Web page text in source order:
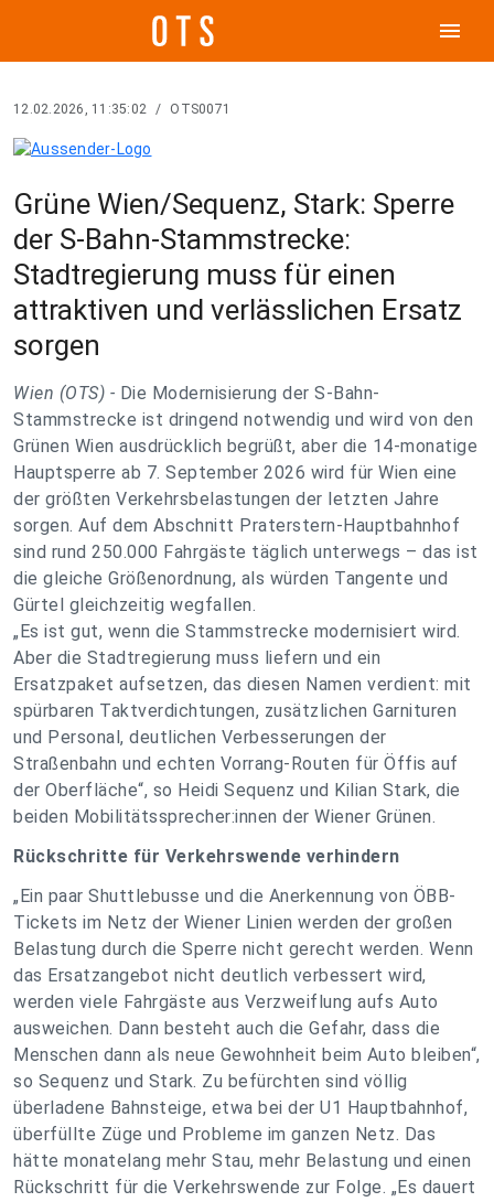
menu
12.02.2026, 11:35:02 / OTS0071
Grüne Wien/Sequenz, Stark: Sperre
der S-Bahn-Stammstrecke:
Stadtregierung muss für einen
attraktiven und verlässlichen Ersatz
sorgen
Wien (OTS) - Die Modernisierung der S-Bahn-
Stammstrecke ist dringend notwendig und wird von den
Grünen Wien ausdrücklich begrüßt, aber die 14-monatige
Hauptsperre ab 7. September 2026 wird für Wien eine
der größten Verkehrsbelastungen der letzten Jahre
sorgen. Auf dem Abschnitt Praterstern-Hauptbahnhof
sind rund 250.000 Fahrgäste täglich unterwegs – das ist
die gleiche Größenordnung, als würden Tangente und
Gürtel gleichzeitig wegfallen.
„Es ist gut, wenn die Stammstrecke modernisiert wird.
Aber die Stadtregierung muss liefern und ein
Ersatzpaket aufsetzen, das diesen Namen verdient: mit
spürbaren Taktverdichtungen, zusätzlichen Garnituren
und Personal, deutlichen Verbesserungen der
Straßenbahn und echten Vorrang-Routen für Öffis auf
der Oberfläche“, so Heidi Sequenz und Kilian Stark, die
beiden Mobilitätssprecher:innen der Wiener Grünen.
Rückschritte für Verkehrswende verhindern
„Ein paar Shuttlebusse und die Anerkennung von ÖBB-
Tickets im Netz der Wiener Linien werden der großen
Belastung durch die Sperre nicht gerecht werden. Wenn
das Ersatzangebot nicht deutlich verbessert wird,
werden viele Fahrgäste aus Verzweiflung aufs Auto
ausweichen. Dann besteht auch die Gefahr, dass die
Menschen dann als neue Gewohnheit beim Auto bleiben“,
so Sequenz und Stark. Zu befürchten sind völlig
überladene Bahnsteige, etwa bei der U1 Hauptbahnhof,
überfüllte Züge und Probleme im ganzen Netz. Das
hätte monatelang mehr Stau, mehr Belastung und einen
Rückschritt für die Verkehrswende zur Folge. „Es dauert